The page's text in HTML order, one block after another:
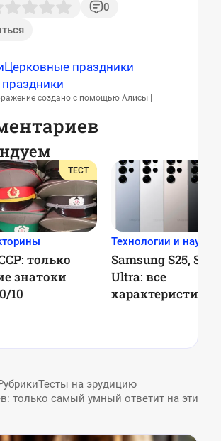
0
Церковные праздники
создано с помощью Алисы |
ТЕСТ
только
знатоки
10
Технологии и наука
Samsung S25,
Ultra: все
характеристики
Тесты на эрудицию
только самый умный ответит на эти